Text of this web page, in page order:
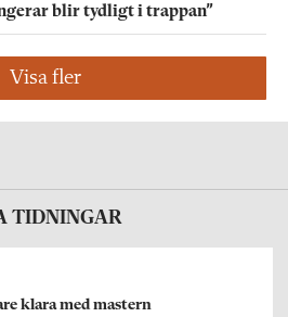
blir tydligt i trappan”
Visa fler
TIDNINGAR
klara med mastern